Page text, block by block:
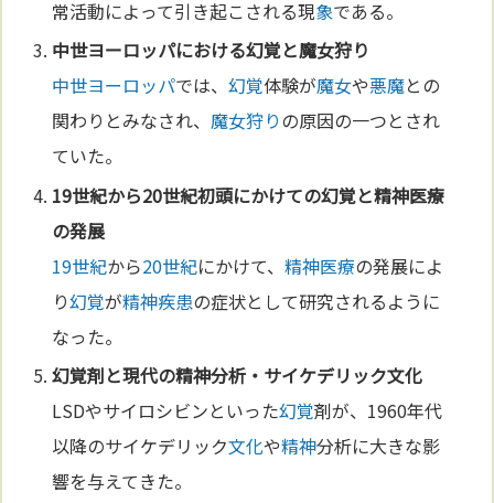
常活動によって引き起こされる現象である。
中世ヨーロッパにおける幻覚と魔女狩り
中世ヨーロッパでは、幻覚体験が魔女や悪魔との
関わりとみなされ、魔女狩りの原因の一つとされ
ていた。
19世紀から20世紀初頭にかけての幻覚と精神医療
の発展
19世紀から20世紀にかけて、精神医療の発展によ
り幻覚が精神疾患の症状として研究されるように
なった。
幻覚剤と現代の精神分析・サイケデリック文化
LSDやサイロシビンといった幻覚剤が、1960年代
以降のサイケデリック文化や精神分析に大きな影
響を与えてきた。